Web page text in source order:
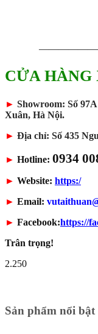
CỬA HÀNG
► Showroom: Số
Xuân, Hà Nội.
► Địa chỉ: Số 435
► Hotline: 0934
► Website: https:/
► Email:
► Facebook:https://
Trân trọng!
2.250
Sản phẩm nổi bật